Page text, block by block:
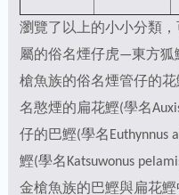
瀏覽了以上的小小分類
屬的俗名煙仔虎—東方狐
槍魚族的俗名煙管仔的花
名憨煙的扁花鰹(學名
仔的巴鰹(學名Euthynnus
鰹(學名Katsuwonus
金槍魚族的巴鰹與扁花鰹